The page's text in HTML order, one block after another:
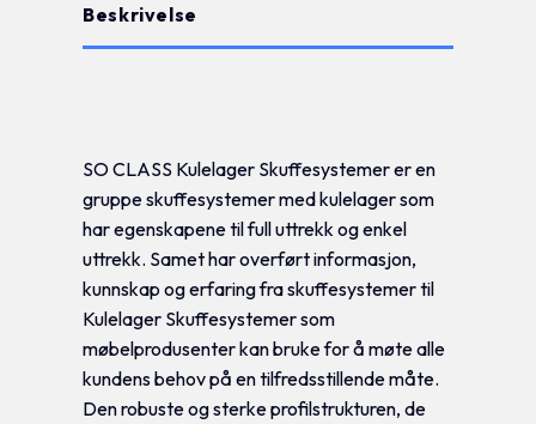
Beskrivelse
SO CLASS Kulelager Skuffesystemer er en
gruppe skuffesystemer med kulelager som
har egenskapene til full uttrekk og enkel
uttrekk. Samet har overført informasjon,
kunnskap og erfaring fra skuffesystemer til
Kulelager Skuffesystemer som
møbelprodusenter kan bruke for å møte alle
kundens behov på en tilfredsstillende måte.
Den robuste og sterke profilstrukturen, de